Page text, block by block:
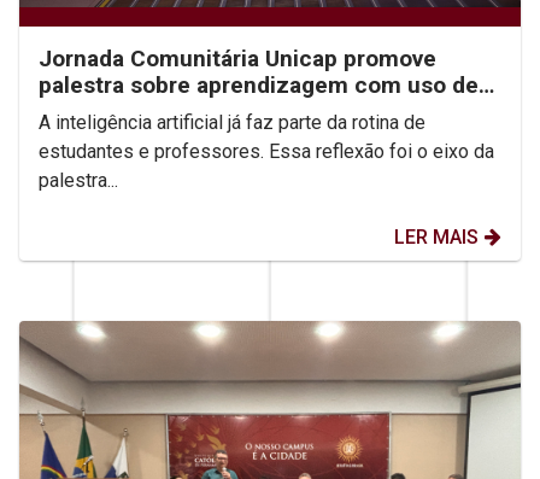
Jornada Comunitária Unicap promove
palestra sobre aprendizagem com uso de
IA
A inteligência artificial já faz parte da rotina de
estudantes e professores. Essa reflexão foi o eixo da
palestra...
LER MAIS